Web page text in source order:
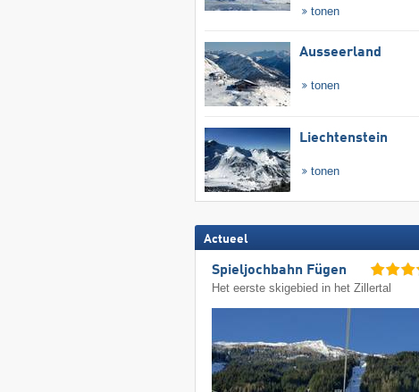
tonen
Ausseerland
tonen
Liechtenstein
tonen
Actueel
Spieljochbahn Fügen
Het eerste skigebied in het Zillertal